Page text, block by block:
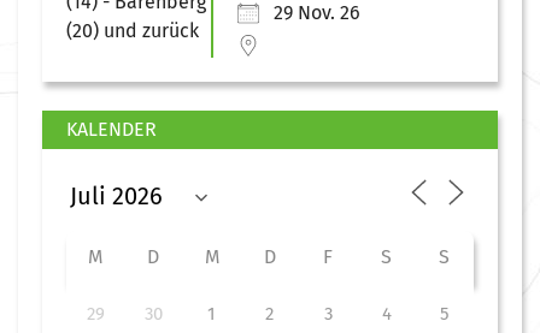
29 Nov. 26
KALENDER
M D M D F S S
29 30 1 2 3 4 5